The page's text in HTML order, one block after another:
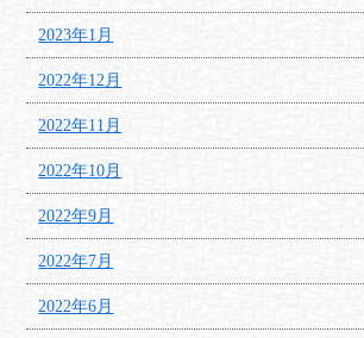
2023年1月
2022年12月
2022年11月
2022年10月
2022年9月
2022年7月
2022年6月